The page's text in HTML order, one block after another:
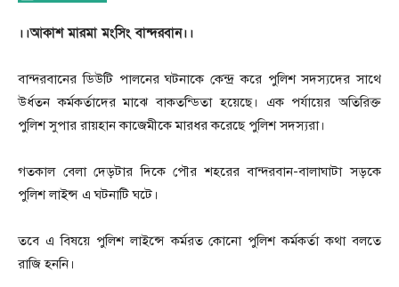
।।আকাশ মারমা মংসিং বান্দরবান।।
বান্দরবানের ডিউটি পালনের ঘটনাকে কেন্দ্র করে পুলিশ সদস্যদের সাথে
উর্ধতন কর্মকর্তাদের মাঝে বাকতন্ডিতা হয়েছে। এক পর্যায়ের অতিরিক্ত
পুলিশ সুপার রায়হান কাজেমীকে মারধর করেছে পুলিশ সদস্যরা।
গতকাল বেলা দেড়টার দিকে পৌর শহরের বান্দরবান-বালাঘাটা সড়কে
পুলিশ লাইন্স এ ঘটনাটি ঘটে।
তবে এ বিষয়ে পুলিশ লাইন্সে কর্মরত কোনো পুলিশ কর্মকর্তা কথা বলতে
রাজি হননি।